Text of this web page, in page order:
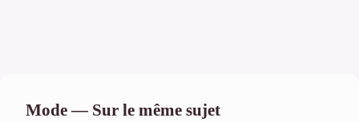
Mode — Sur le même sujet